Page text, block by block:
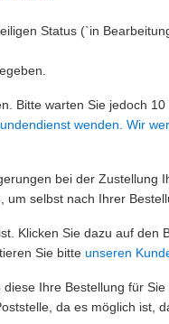
Status (`in
Bitte warten Sie jedoch 10
wenden. Wir
bei der Zustellung
selbst nach Ihrer
Klicken Sie dazu auf den
Sie bitte unseren
Ihre Bestellung für Sie
da es möglich ist,